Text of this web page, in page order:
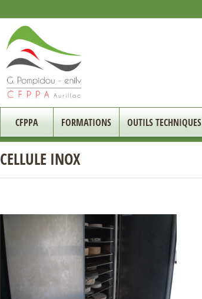
CFPPA FORMATIONS OUTILS TECHNIQUES
CELLULE INOX